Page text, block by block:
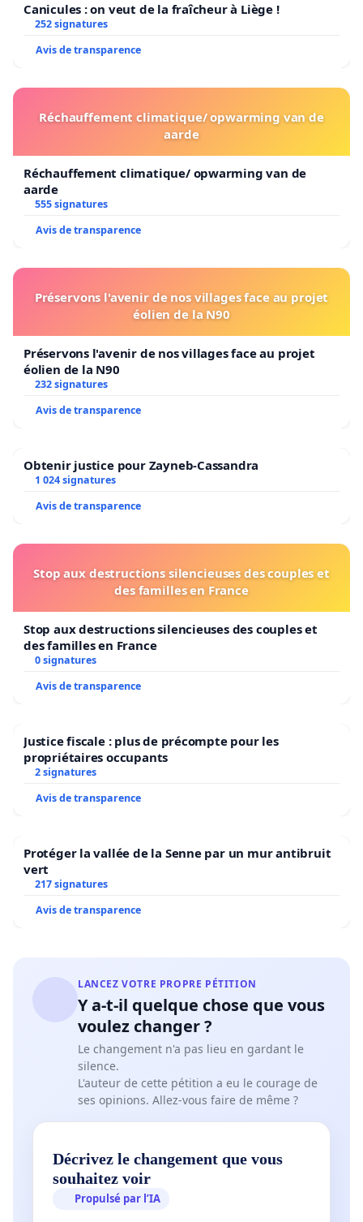
Canicules : on veut de la fraîcheur à Liège !
252 signatures
Avis de transparence
Réchauffement climatique/ opwarming van de
aarde
Réchauffement climatique/ opwarming van de
aarde
555 signatures
Avis de transparence
Préservons l'avenir de nos villages face au projet
éolien de la N90
Préservons l'avenir de nos villages face au projet
éolien de la N90
232 signatures
Avis de transparence
Obtenir justice pour Zayneb-Cassandra
1 024 signatures
Avis de transparence
Stop aux destructions silencieuses des couples et
des familles en France
Stop aux destructions silencieuses des couples et
des familles en France
0 signatures
Avis de transparence
Justice fiscale : plus de précompte pour les
propriétaires occupants
2 signatures
Avis de transparence
Protéger la vallée de la Senne par un mur antibruit
vert
217 signatures
Avis de transparence
LANCEZ VOTRE PROPRE PÉTITION
Y a-t-il quelque chose que vous
voulez changer ?
Le changement n'a pas lieu en gardant le
silence.
L'auteur de cette pétition a eu le courage de
ses opinions. Allez-vous faire de même ?
Décrivez le changement que vous
souhaitez voir
Propulsé par l’IA